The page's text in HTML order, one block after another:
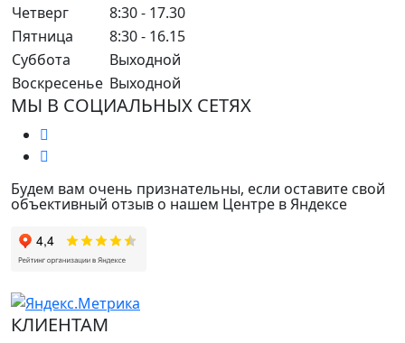
Четверг
8:30 - 17.30
Пятница
8:30 - 16.15
Суббота
Выходной
Воскресенье Выходной
МЫ В СОЦИАЛЬНЫХ СЕТЯХ
Будем вам очень признательны, если оставите свой
объективный отзыв о нашем Центре в Яндексе
КЛИЕНТАМ